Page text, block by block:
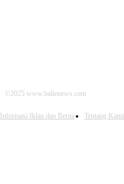
©2025 www.balienews.com
Informasi Iklan dan Berita Tentang Kami